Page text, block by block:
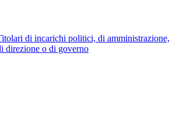
di incarichi politici, di amministrazione,
direzione o di governo